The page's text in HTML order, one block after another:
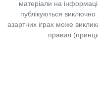
матеріали на
публікуються
азартних іграх може
правил